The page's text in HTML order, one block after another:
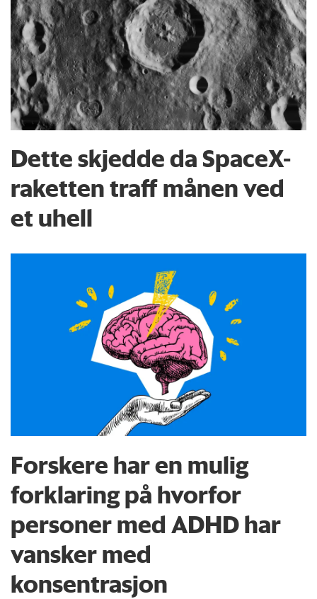
Dette skjedde da SpaceX-
raketten traff månen ved
et uhell
Forskere har en mulig
forklaring på hvorfor
personer med ADHD har
vansker med
konsentrasjon